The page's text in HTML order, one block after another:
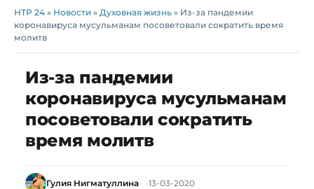
НТР 24 » Новости » Духовная жизнь » Из-за пандемии
коронавируса мусульманам посоветовали сократить время
молитв
Из-за пандемии
коронавируса мусульманам
посоветовали сократить
время молитв
Гулия Нигматуллина 13-03-2020